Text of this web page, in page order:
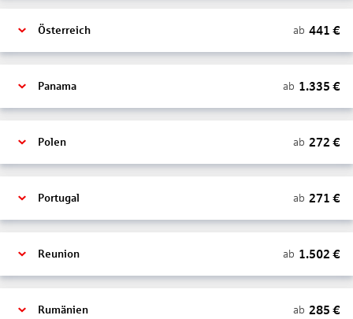
Österreich ab 441 €
Panama ab 1.335 €
Polen ab 272 €
Portugal ab 271 €
Reunion ab 1.502 €
Rumänien ab 285 €